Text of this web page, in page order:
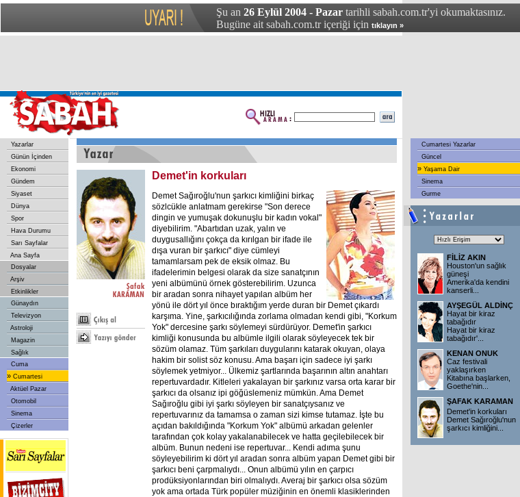
Şu an 26 Eylül 2004 - Pazar tarihli sabah.com.tr'yi okumaktasınız.
Bugüne ait sabah.com.tr içeriği için tıklayın »
Yazarlar
Günün İçinden
Ekonomi
Gündem
Siyaset
Dünya
Spor
Hava Durumu
Sarı Sayfalar
Ana Sayfa
Dosyalar
Arşiv
Etkinlikler
Günaydın
Televizyon
Astroloji
Magazin
Sağlık
Cuma
» Cumartesi
Aktüel Pazar
Otomobil
Sinema
Çizerler
Demet'in korkuları
Demet Sağıroğlu'nun şarkıcı kimliğini birkaç
sözlcükle anlatmam gerekirse "Son derece
dingin ve yumuşak dokunuşlu bir kadın vokal"
diyebilirim. "Abartıdan uzak, yalın ve
duygusallığını çokça da kırılgan bir ifade ile
dışa vuran bir şarkıcı" diye cümleyi
tamamlarsam pek de eksik olmaz. Bu
ifadelerimin belgesi olarak da size sanatçının
yeni albümünü örnek gösterebilirim. Uzunca
bir aradan sonra nihayet yapılan albüm her
yönü ile dört yıl önce bıraktığım yerde duran bir Demet çıkardı
karşıma. Yine, şarkıcılığında zorlama olmadan kendi gibi, "Korkum
Yok" dercesine şarkı söylemeyi sürdürüyor. Demet'in şarkıcı
kimliği konusunda bu albümle ilgili olarak söyleyecek tek bir
sözüm olamaz. Tüm şarkıları duygularını katarak okuyan, olaya
hakim bir solist söz konusu. Ama başarı için sadece iyi şarkı
söylemek yetmiyor... Ülkemiz şartlarında başarının altın anahtarı
repertuvardadır. Kitleleri yakalayan bir şarkınız varsa orta karar bir
şarkıcı da olsanız ipi göğüslemeniz mümkün. Ama Demet
Sağıroğlu gibi iyi şarkı söyleyen bir sanatçıysanız ve
repertuvarınız da tamamsa o zaman sizi kimse tutamaz. İşte bu
açıdan bakıldığında "Korkum Yok" albümü arkadan gelenler
tarafından çok kolay yakalanabilecek ve hatta geçilebilecek bir
albüm. Bunun nedeni ise repertuvar... Kendi adıma şunu
söyleyebilirim ki dört yıl aradan sonra albüm yapan Demet gibi bir
şarkıcı beni çarpmalıydı... Onun albümü yılın en çarpıcı
prodüksiyonlarından biri olmalıydı. Averaj bir şarkıcı olsa sözüm
yok ama ortada Türk popüler müziğinin en önemli klasiklerinden
Cumartesi Yazarlar
Güncel
» Yaşama Dair
Sinema
Gurme
FİLİZ AKIN
Houston'un sağlık
güneşi
Amerika'da kendini
kanserli
AYŞEGÜL ALDİNÇ
Hayat bir kiraz
tabağıdır
Hayat bir kiraz
tabağıdır'
KENAN ONUK
Caz festivali
yaklaşırken
Kitabına başlarken,
Goethe'nin
ŞAFAK KARAMAN
Demet'in korkuları
Demet Sağıroğlu'nun
şarkıcı kimliğini